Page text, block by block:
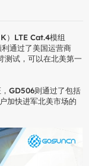
）LTE Cat.4模组
通过了美国运营商
测试，可以在北美第一
GD506则通过了包括
加快进军北美市场的